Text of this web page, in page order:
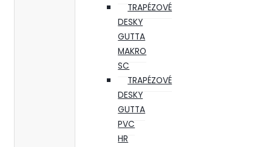
TRAPÉZOVÉ
DESKY
GUTTA
MAKRO
SC
TRAPÉZOVÉ
DESKY
GUTTA
PVC
HR